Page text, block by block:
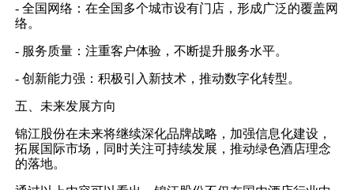
- 全国网络：在全国多个城市设有门店，形成广泛的覆盖网
络。
- 服务质量：注重客户体验，不断提升服务水平。
- 创新能力强：积极引入新技术，推动数字化转型。
五、未来发展方向
锦江股份在未来将继续深化品牌战略，加强信息化建设，
拓展国际市场，同时关注可持续发展，推动绿色酒店理念
的落地。